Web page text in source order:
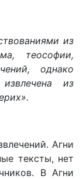
из
теософии,
однако
из
Агни
тексты, нет
В Агни